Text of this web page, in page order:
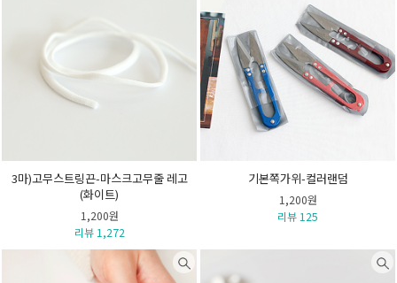
3마)고무스트링끈-마스크고무줄 레고
(화이트)
1,200원
리뷰 1,272
기본쪽가위-컬러랜덤
1,200원
리뷰 125